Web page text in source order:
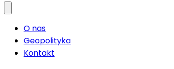
O nas
Geopolityka
Kontakt